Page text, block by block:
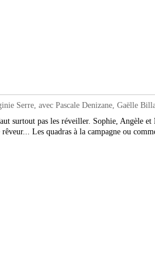
Serre, avec Pascale Denizane, Gaëlle
surtout pas les réveiller. Sophie, Angèle
Les quadras à la campagne ou